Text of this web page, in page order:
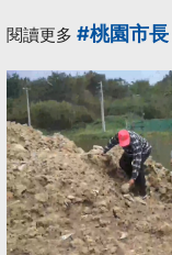
閱讀更多 #桃園市長